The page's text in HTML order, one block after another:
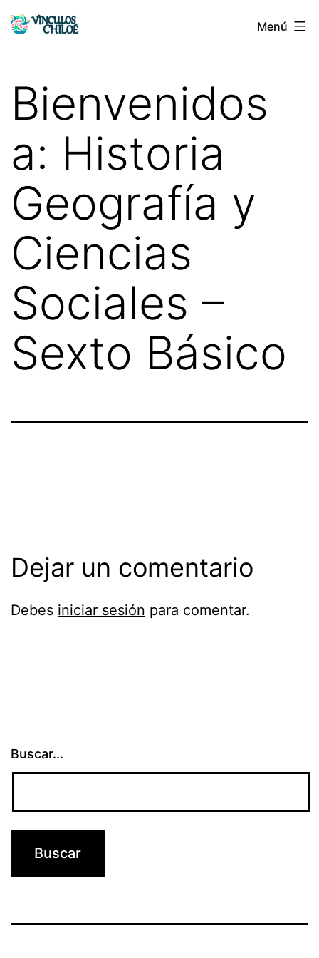
Saltar
Vínculos
Menú
Bienvenidos
a: Historia
Geografía y
Ciencias
Sociales –
Sexto Básico
Dejar un comentario
Debes iniciar sesión para comentar.
Buscar...